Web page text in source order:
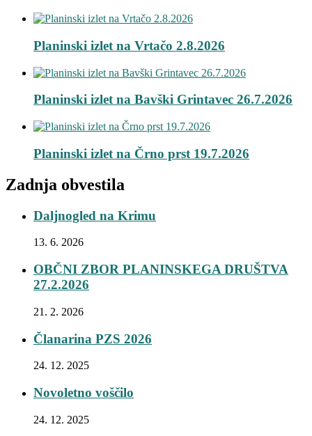
Planinski izlet na Vrtačo 2.8.2026
Planinski izlet na Bavški Grintavec 26.7.2026
Planinski izlet na Črno prst 19.7.2026
Zadnja obvestila
Daljnogled na Krimu
13. 6. 2026
OBČNI ZBOR PLANINSKEGA DRUŠTVA
27.2.2026
21. 2. 2026
Članarina PZS 2026
24. 12. 2025
Novoletno voščilo
24. 12. 2025